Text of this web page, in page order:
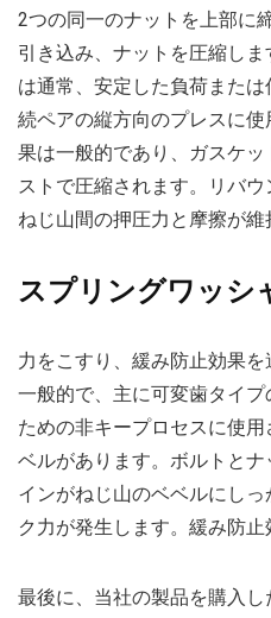
2つの同一のナットを上部に
引き込み、ナットを圧縮し
は通常、安定した負荷また
続ペアの縦方向のプレスに
果は一般的であり、ガスケ
ストで圧縮されます。リバウ
ねじ山間の押圧力と摩擦が維
スプリングワッシ
力をこすり、緩み防止効果
一般的で、主に可変歯タイ
ための非キープロセスに使
ベルがあります。ボルトと
インがねじ山のベベルにし
ク力が発生します。緩み防止
最後に、当社の製品を購入